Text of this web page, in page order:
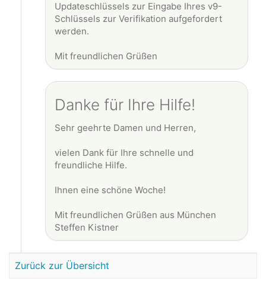
Updateschlüssels zur Eingabe Ihres v9-
Schlüssels zur Verifikation aufgefordert
werden.
Mit freundlichen Grüßen
Danke für Ihre Hilfe!
Sehr geehrte Damen und Herren,
vielen Dank für Ihre schnelle und
freundliche Hilfe.
Ihnen eine schöne Woche!
Mit freundlichen Grüßen aus München
Steffen Kistner
Zurück zur Übersicht